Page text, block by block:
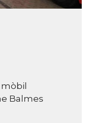
Balmes